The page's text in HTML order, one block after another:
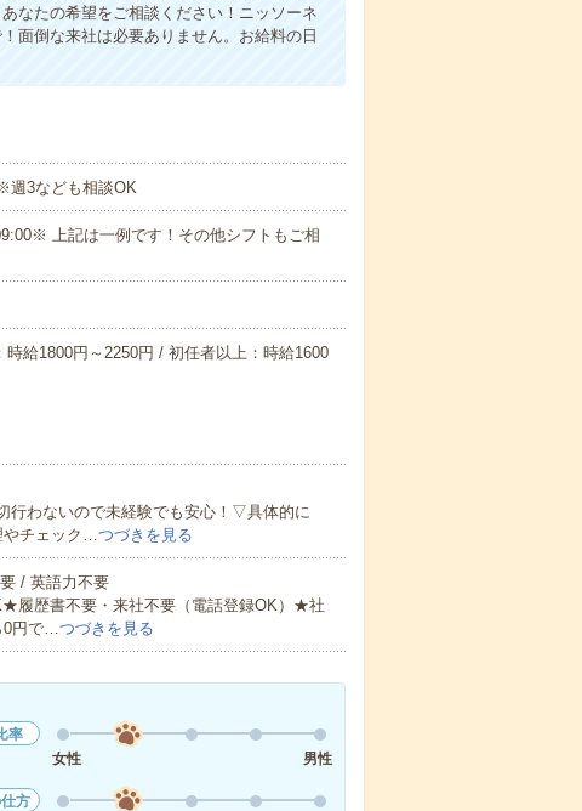
なたの希望をご相談ください！ニッソーネ
面倒な来社は必要ありません。お給料の日
週3なども相談OK
上記は一例です！その他シフトもご相
給1800円～2250円 / 初任者以上：時給1600
行わないので未経験でも安心！▽具体的に
やチェック…つづきを見る
/ 英語力不要
履歴書不要・来社不要（電話登録OK）★社
0円で…つづきを見る
率
女性
男性
方